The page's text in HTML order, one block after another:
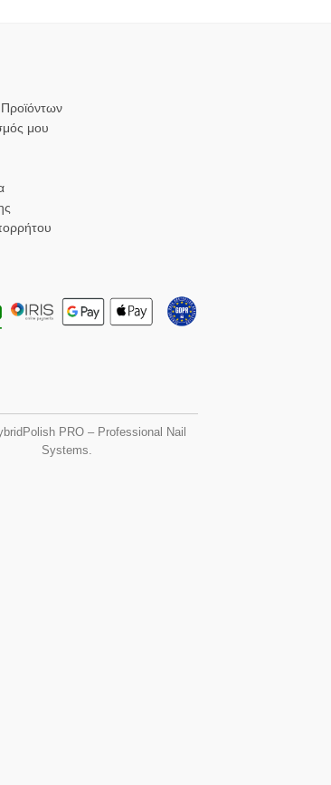
μου
PRO – Professional Nail
Systems.